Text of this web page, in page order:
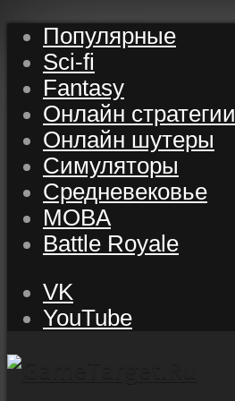
Популярные
Sci-fi
Fantasy
Онлайн стратегии
Онлайн шутеры
Симуляторы
Средневековье
MOBA
Battle Royale
VK
YouTube